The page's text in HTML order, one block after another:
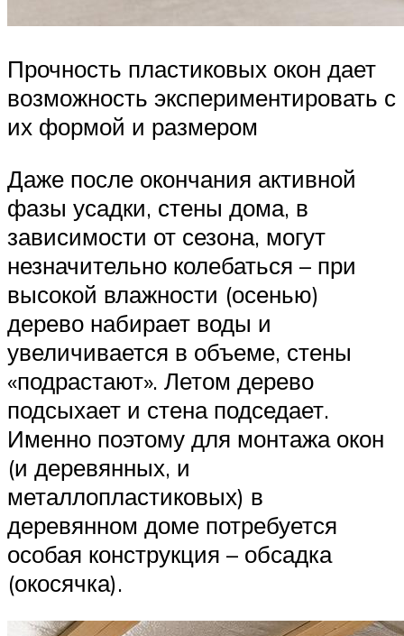
Прочность пластиковых окон дает
возможность экспериментировать с
их формой и размером
Даже после окончания активной
фазы усадки, стены дома, в
зависимости от сезона, могут
незначительно колебаться – при
высокой влажности (осенью)
дерево набирает воды и
увеличивается в объеме, стены
«подрастают». Летом дерево
подсыхает и стена подседает.
Именно поэтому для монтажа окон
(и деревянных, и
металлопластиковых) в
деревянном доме потребуется
особая конструкция – обсадка
(окосячка).